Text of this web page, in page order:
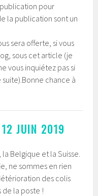
pour
la publication sont un
sera offerte, si vous
sous cet article (je
vous inquiétez pas si
chance à
12 JUIN 2019
Belgique et la Suisse.
ne sommes en rien
des colis
de la poste !